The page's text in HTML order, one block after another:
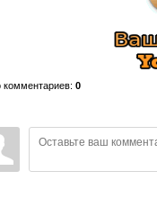
комментариев: 0